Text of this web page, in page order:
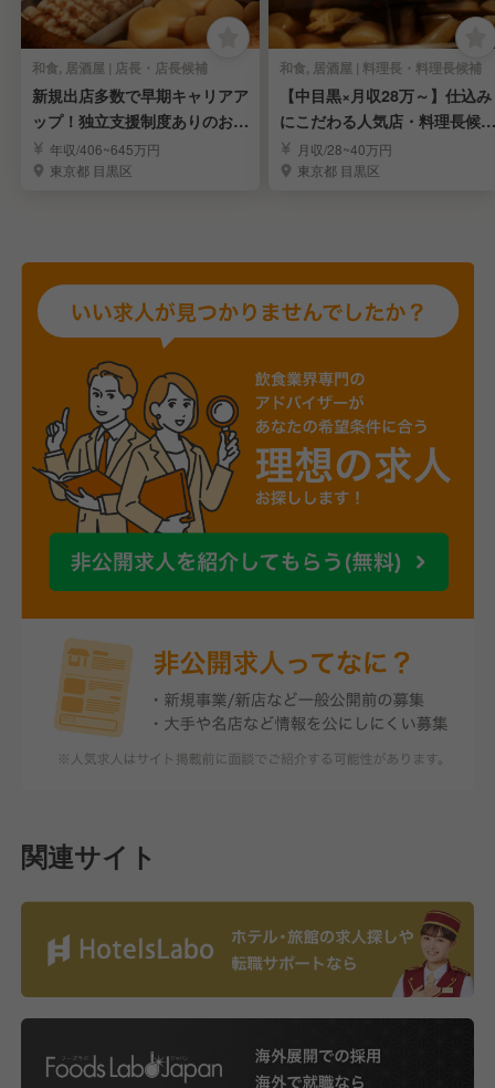
和食, 居酒屋 | 店長・店長候補
新規出店多数で早期キャリアア
ップ！独立支援制度ありのおで
ん屋店長候補募集
年収/406~645万円
東京都 目黒区
和食, 居酒屋 | 料理長・料理長候補
【中目黒×月収28万～】仕込み
にこだわる人気店・料理長候補
を募集！
月収/28~40万円
東京都 目黒区
関連サイト